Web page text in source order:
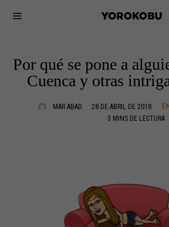
Por qué se pone a
Cuenca y otras
MAR ABAD 28 DE ABRIL DE 2018
3 MINS DE LECTURA